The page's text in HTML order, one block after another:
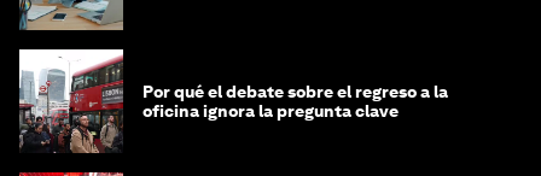
Por qué el debate sobre el regreso a la
oficina ignora la pregunta clave